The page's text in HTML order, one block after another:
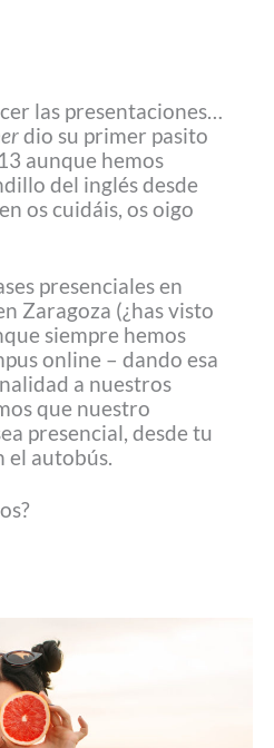
las presentaciones…
dio su primer pasito
aunque hemos
del inglés desde
os cuidáis, os oigo
presenciales en
Zaragoza (¿has visto
siempre hemos
online – dando esa
a nuestros
que nuestro
presencial, desde tu
el autobús.